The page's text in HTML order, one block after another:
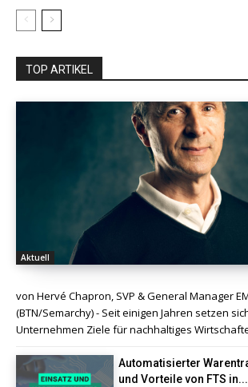
TOP ARTIKEL
Aktuell
von Hervé Chapron, SVP & General Manager
(BTN/Semarchy) - Seit einigen Jahren setzen
Unternehmen Ziele für nachhaltiges
Automatisierter
und Vorteile von FTS in...